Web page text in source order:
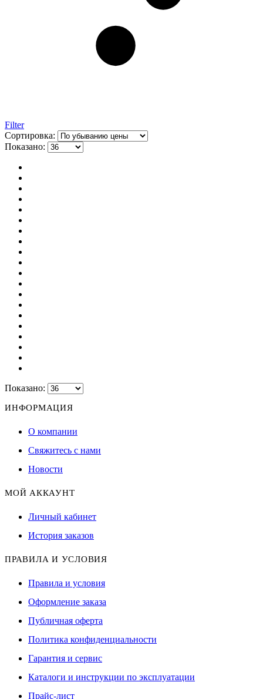
Filter
Сортировка:
Показано:
Показано:
ИНФОРМАЦИЯ
О компании
Свяжитесь с нами
Новости
МОЙ АККАУНТ
Личный кабинет
История заказов
ПРАВИЛА И УСЛОВИЯ
Правила и условия
Оформление заказа
Публичная оферта
Политика конфиденциальности
Гарантия и сервис
Каталоги и инструкции по эксплуатации
Прайс-лист